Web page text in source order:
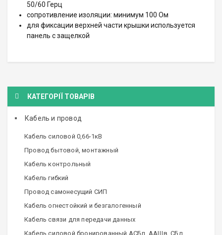
50/60 Герц
сопротивление изоляции: минимум 100 Ом
для фиксации верхней части крышки используется
панель с защелкой
КАТЕГОРІЇ ТОВАРІВ
Кабель и провод
Кабель силовой 0,66-1кВ
Провод бытовой, монтажный
Кабель контрольный
Кабель гибкий
Провод самонесущий СИП
Кабель огнестойкий и безгалогенный
Кабель связи для передачи данных
Кабель силовой бронированный АСБл, ААШв, СБл,